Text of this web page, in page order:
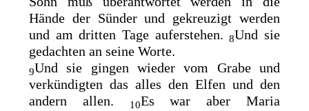
Hände der Sünder und gekreuzigt werden
und am dritten Tage auferstehen. 8Und sie
gedachten an seine Worte.
9Und sie gingen wieder vom Grabe und
verkündigten das alles den Elfen und den
andern allen.
10Es waraber Maria